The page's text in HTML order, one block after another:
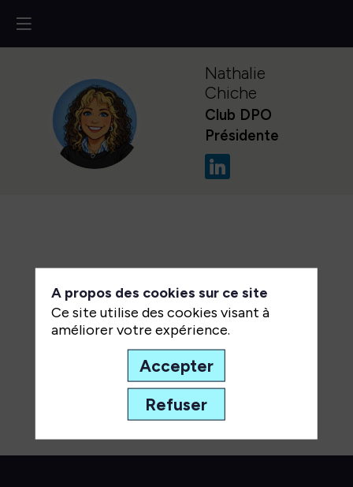
NC
Nathalie
Chiche
Club DPO
Présidente
A propos des cookies sur ce site
Ce site utilise des cookies visant à
améliorer votre expérience.
Accepter
Refuser